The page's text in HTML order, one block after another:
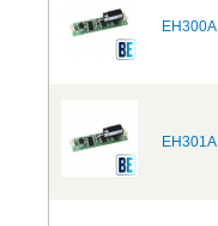
EH300A
EH301A